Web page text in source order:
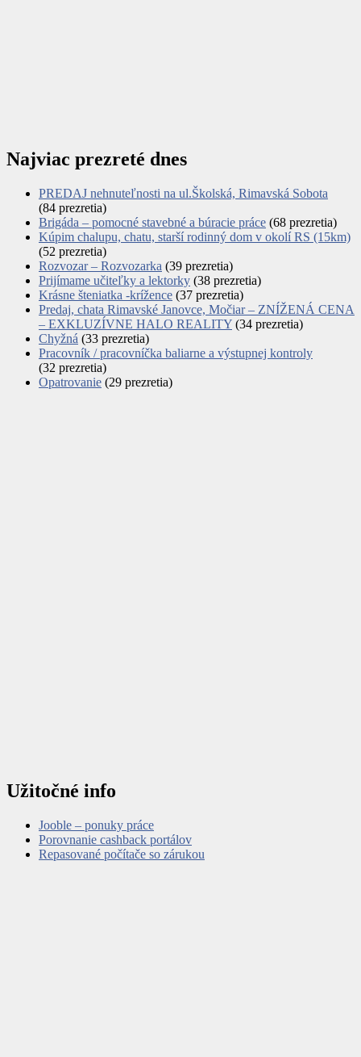
Najviac prezreté dnes
PREDAJ nehnuteľnosti na ul.Školská, Rimavská Sobota
(84 prezretia)
Brigáda – pomocné stavebné a búracie práce (68 prezretia)
Kúpim chalupu, chatu, starší rodinný dom v okolí RS (15km)
(52 prezretia)
Rozvozar – Rozvozarka (39 prezretia)
Prijímame učiteľky a lektorky (38 prezretia)
Krásne šteniatka -krížence (37 prezretia)
Predaj, chata Rimavské Janovce, Močiar – ZNÍŽENÁ CENA
– EXKLUZÍVNE HALO REALITY (34 prezretia)
Chyžná (33 prezretia)
Pracovník / pracovníčka baliarne a výstupnej kontroly
(32 prezretia)
Opatrovanie (29 prezretia)
Užitočné info
Jooble – ponuky práce
Porovnanie cashback portálov
Repasované počítače so zárukou